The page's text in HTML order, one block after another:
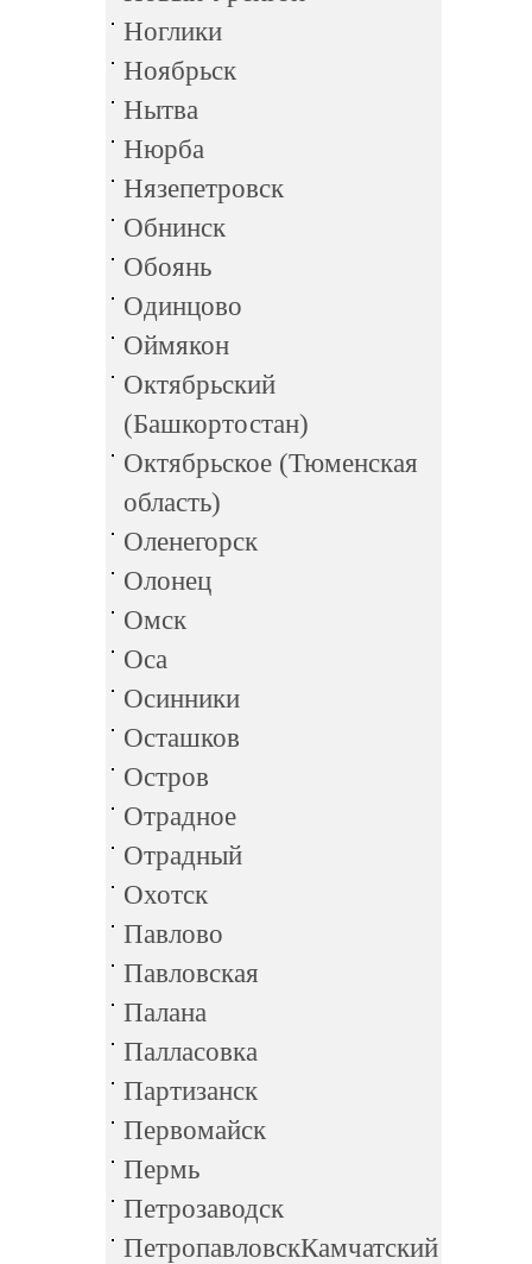
Ноглики
Ноябрьск
Нытва
Нюрба
Нязепетровск
Обнинск
Обоянь
Одинцово
Оймякон
Октябрьский
(Башкортостан)
Октябрьское (Тюменская
область)
Оленегорск
Олонец
Омск
Оса
Осинники
Осташков
Остров
Отрадное
Отрадный
Охотск
Павлово
Павловская
Палана
Палласовка
Партизанск
Первомайск
Пермь
Петрозаводск
ПетропавловскКамчатский